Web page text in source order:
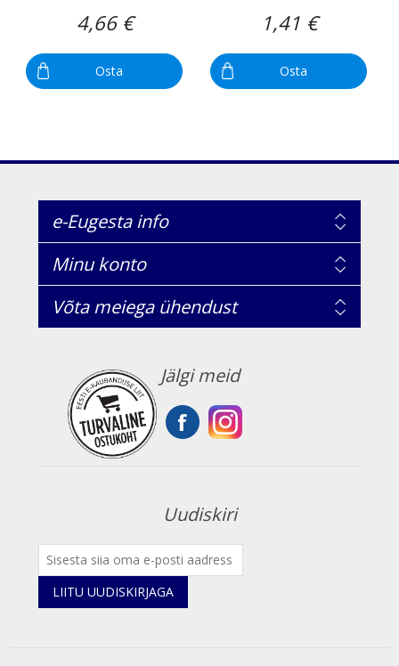
4,66 €
Osta
1,41 €
Osta
e-Eugesta info
Minu konto
Võta meiega ühendust
Jälgi meid
Uudiskiri
LIITU UUDISKIRJAGA